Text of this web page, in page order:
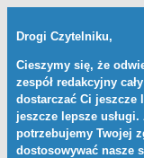
Drogi Czytelniku,
Cieszymy się, że
zespół redakcyjny
dostarczać Ci jeszcze
jeszcze lepsze
potrzebujemy Twojej
dostosowywać nasze